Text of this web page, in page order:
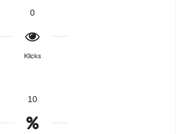
0
Klicks
10